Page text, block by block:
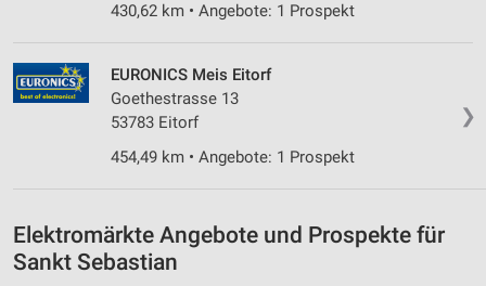
430,62 km • Angebote: 1 Prospekt
❯
EURONICS Meis Eitorf
Goethestrasse 13
53783 Eitorf
454,49 km • Angebote: 1 Prospekt
Elektromärkte Angebote und Prospekte für
Sankt Sebastian
Messung der Performance von Inhalten
Analyse von Zielgruppen durch Statistiken oder
Kombinationen von Daten aus verschiedenen
Verwendung reduzierter Daten zur Auswahl von
Inhalten